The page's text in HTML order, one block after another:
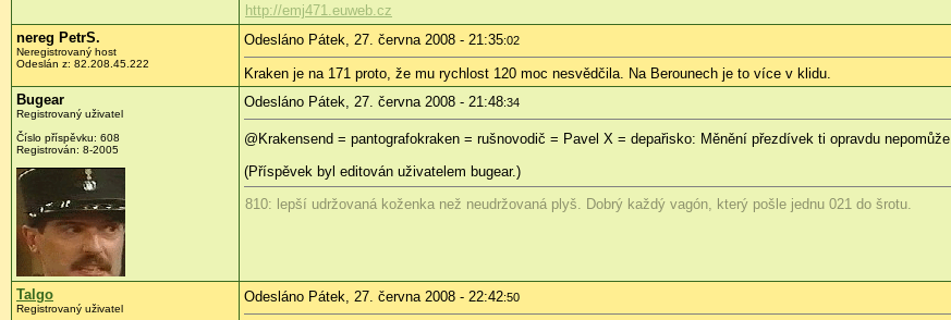
http://emj471.euweb.cz
nereg PetrS.
Neregistrovaný host
Odeslán z: 82.208.45.222
Odesláno Pátek, 27. června 2008 - 21:35:02
Kraken je na 171 proto, že mu rychlost 120 moc nesvědčila. Na Berounech je to více v klidu.
Bugear
Registrovaný uživatel
Číslo příspěvku: 608
Registrován: 8-2005
Odesláno Pátek, 27. června 2008 - 21:48:34
@Krakensend = pantografokraken = rušnovodič = Pavel X = depařisko: Měnění přezdívek ti opravdu nepomůže.
(Příspěvek byl editován uživatelem bugear.)
810: lepší udržovaná koženka než neudržovaná plyš. Dobrý každý vagón, který pošle jednu 021 do šrotu.
Talgo
Registrovaný uživatel
Odesláno Pátek, 27. června 2008 - 22:42:50